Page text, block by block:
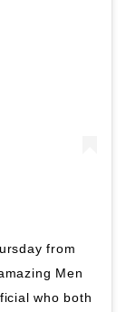
from
Men
who both